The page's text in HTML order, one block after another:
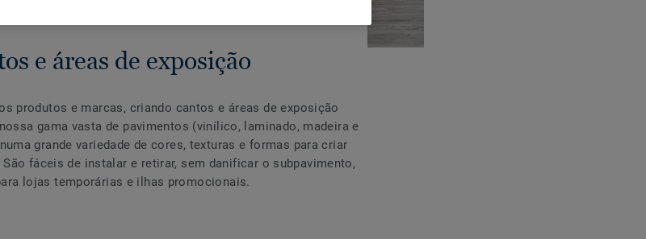
e áreas de exposição
produtos e marcas, criando cantos e áreas de exposição
gama vasta de pavimentos (vinílico, laminado, madeira e
grande variedade de cores, texturas e formas para criar
fáceis de instalar e retirar, sem danificar o subpavimento,
lojas temporárias e ilhas promocionais.